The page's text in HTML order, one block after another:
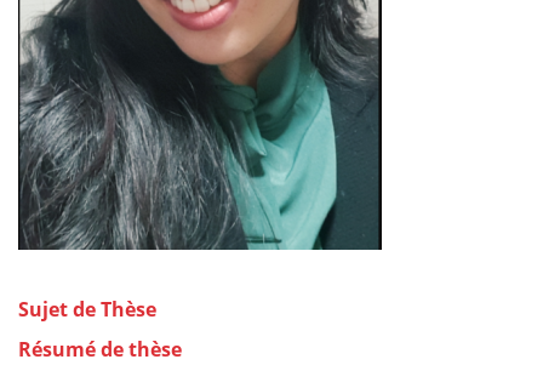
Sujet de Thèse
Résumé de thèse